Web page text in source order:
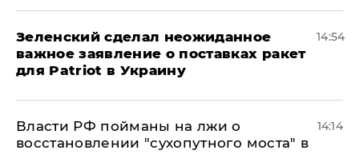
Зеленский сделал неожиданное
важное заявление о поставках ракет
для Patriot в Украину
14:54
Власти РФ пойманы на лжи о
восстановлении "сухопутного моста" в
14:14